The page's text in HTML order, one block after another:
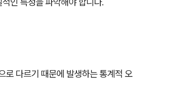
로 다르기 때문에 발생하는 통계적 오